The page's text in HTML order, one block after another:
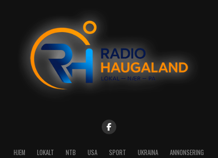
HJEM LOKALT NTB USA SPORT UKRAINA
ANNONSERING